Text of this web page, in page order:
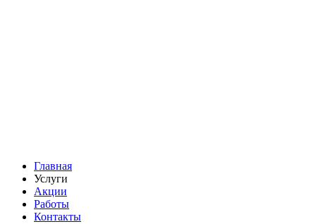
Главная
Услуги
Акции
Работы
Контакты